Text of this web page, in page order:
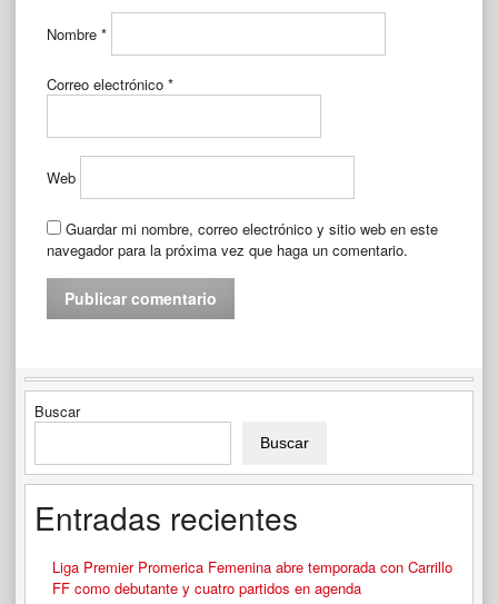
Nombre *
Correo electrónico *
Web
Guardar mi nombre, correo electrónico y sitio web en este
navegador para la próxima vez que haga un comentario.
Buscar
Buscar
Entradas recientes
Liga Premier Promerica Femenina abre temporada con Carrillo
FF como debutante y cuatro partidos en agenda